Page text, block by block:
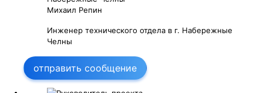
Михаил Репин
Инженер технического отдела в г. Набережные
Челны
отправить сообщение